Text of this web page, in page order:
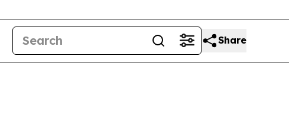
Share